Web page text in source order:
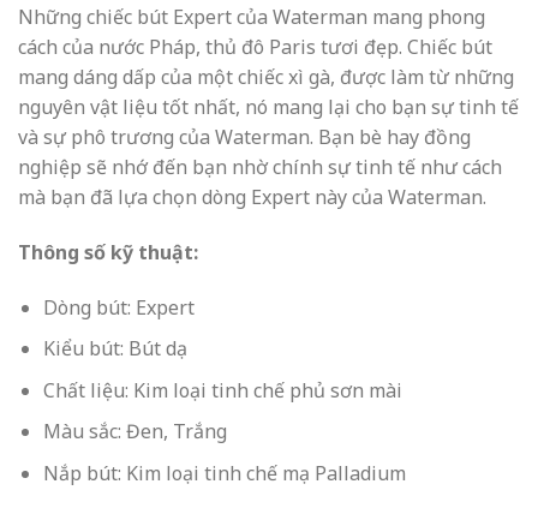
Những chiếc bút Expert của Waterman mang phong
cách của nước Pháp, thủ đô Paris tươi đẹp. Chiếc bút
mang dáng dấp của một chiếc xì gà, được làm từ những
nguyên vật liệu tốt nhất, nó mang lại cho bạn sự tinh tế
và sự phô trương của Waterman. Bạn bè hay đồng
nghiệp sẽ nhớ đến bạn nhờ chính sự tinh tế như cách
mà bạn đã lựa chọn dòng Expert này của Waterman.
Thông số kỹ thuật:
Dòng bút: Expert
Kiểu bút: Bút dạ
Chất liệu: Kim loại tinh chế phủ sơn mài
Màu sắc: Đen, Trắng
Nắp bút: Kim loại tinh chế mạ Palladium